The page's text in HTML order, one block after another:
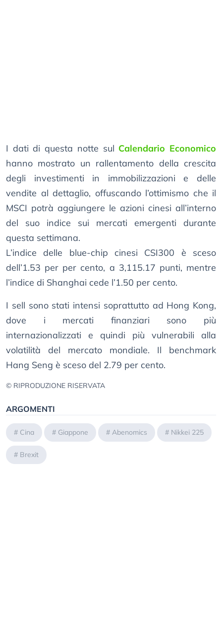
I dati di questa notte sul Calendario Economico
hanno mostrato un rallentamento della crescita
degli investimenti in immobilizzazioni e delle
vendite al dettaglio, offuscando l’ottimismo che il
MSCI potrà aggiungere le azioni cinesi all’interno
del suo indice sui mercati emergenti durante
questa settimana.
L’indice delle blue-chip cinesi CSI300 è sceso
dell’1.53 per per cento, a 3,115.17 punti, mentre
l’indice di Shanghai cede l’1.50 per cento.
I sell sono stati intensi soprattutto ad Hong Kong,
dove i mercati finanziari sono più
internazionalizzati e quindi più vulnerabili alla
volatilità del mercato mondiale. Il benchmark
Hang Seng è sceso del 2.79 per cento.
© RIPRODUZIONE RISERVATA
ARGOMENTI
# Cina # Giappone # Abenomics # Nikkei 225
# Brexit